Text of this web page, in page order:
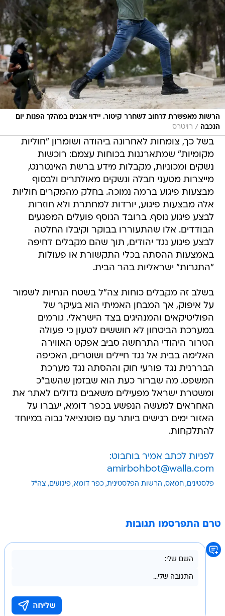
הרשות מאפשרת לרחוב לשחרר קיטור. יידוי אבנים במהלך הפנות יום
הנכבה / רויטרס
בשל כך, צומחות לאחרונה ביהודה ושומרון "חוליות
מקומיות" שמתארגנות בכוחות עצמם: רוכשות
נשקים ומכוניות, מקבלות מידע ברשת האינטרנט,
מייצרות מטעני חבלה ונשקים מאולתרים ולבסוף
מבצעות פיגוע ברמה נמוכה. בחלק מהמקרים חוליות
אלה מבצעות פיגוע, יורדות למחתרת ולא חוזרות
לבצע פיגוע נוסף. ברובד הנוסף פועלים המפגעים
הבודדים. אלו שהתעוררו בבוקר וקיבלו החלטה
לבצע פיגוע נגד יהודים, תוך שהם מקבלים דחיפה
באמצעות ההסתה בכלי התקשורת או פעולות
"התגרות" ישראליות בהר הבית.
בשלב זה מקבלים כוחות צה"ל בשטח הנחיות לשמור
על איפוק, אך המבחן האמיתי הוא בעיקר של
הפוליטיקאים והמנהיגים בצד הישראלי. גורמים
במערכת הביטחון לא חוששים לטעון כי פעולה
הטרור היהודי התרחשה סביב אפקט האווירה
האלימה בבית אל נגד חיילים ושוטרים, האכיפה
הבררנית נגד פורעי חוק וההסתה נגד מערכת
המשפט. מה שברור כעת הוא שבזמן שהשב"כ
ומשטרת ישראל מפעילים משאבים גדולים לאתר את
האחראים למעשה הנפשע בכפר דומא, יעברו על
האזור ימים רגישים ביותר עם פוטנציאל גבוה במיוחד
להתלקחות.
לפניות לכתב אמיר בוחבוט:
amirbohbot@walla.com
פלסטינים חמאס הרשות הפלסטינית כפר דומא פיגועים צה"ל
טרם התפרסמו תגובות